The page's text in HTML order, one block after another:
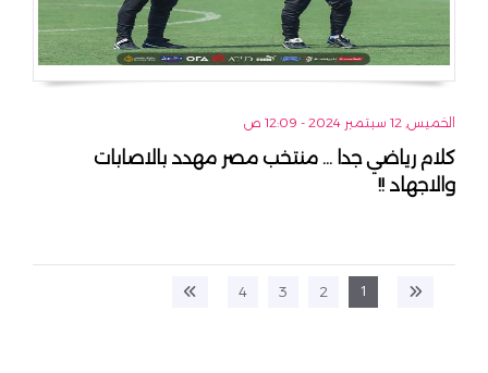
الخميس, 12 سبتمبر 2024 - 12:09 ص
كلام رياضي جدا ... منتخب مصر مهدد بالاصابات
والاجهاد !!
1
2
3
4